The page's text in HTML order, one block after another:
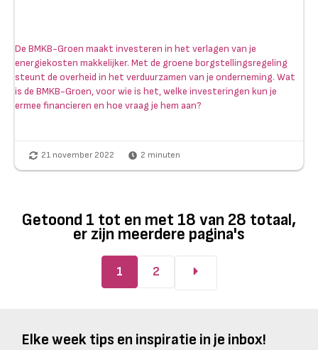
De BMKB-Groen maakt investeren in het verlagen van je
energiekosten makkelijker. Met de groene borgstellingsregeling
steunt de overheid in het verduurzamen van je onderneming. Wat
is de BMKB-Groen, voor wie is het, welke investeringen kun je
ermee financieren en hoe vraag je hem aan?
21 november 2022 2 minuten
Getoond 1 tot en met 18 van 28 totaal,
er zijn meerdere pagina's
1 2
Elke week tips en inspiratie in je inbox!